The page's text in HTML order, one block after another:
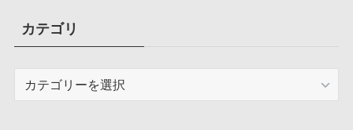
ブカテゴリ